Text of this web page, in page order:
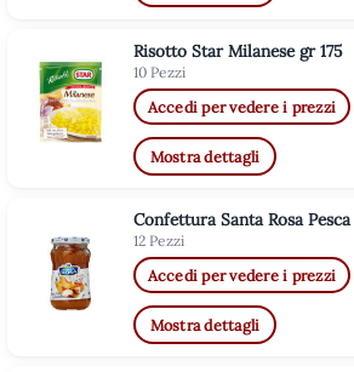
Risotto Star Milanese gr 175
10 Pezzi
Accedi per vedere i prezzi
Mostra dettagli
Confettura Santa Rosa
12 Pezzi
Accedi per vedere i prezzi
Mostra dettagli